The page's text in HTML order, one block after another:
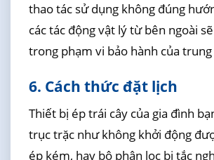
thao tác sử dụng không đúng
các tác động vật lý từ bên ngoài
trong phạm vi bảo hành của
6. Cách thức đặt lịch
Thiết bị ép trái cây của gia đình
trục trặc như không khởi động
ép kém, hay bộ phận lọc bị tắc